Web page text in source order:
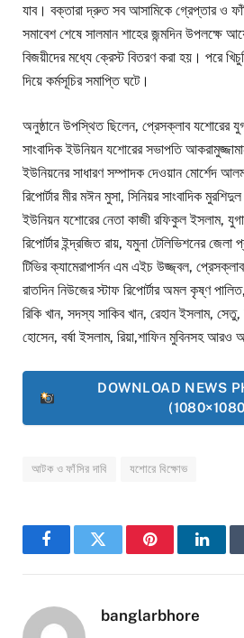
যাব। বক্তারা দ্রুত সব আসামিকে গ্রেপ্তার ও
সমাবেশ শেষে সালমান শাহের জন্মদিন উপলক্ষে
বিজয়ীদের মধ্যে ক্রেস্ট বিতরণ করা হয়। পরে
দিয়ে কর্মসূচির সমাপ্তি ঘটে।
অনুষ্ঠানে উপস্থিত ছিলেন, প্রেসক্লাব যশোরের
সাংবাদিক ইউনিয়ন যশোরের সভাপতি
ইউনিয়নের সাধারণ সম্পাদক দেওয়ান মোর্শেদ
রিপোর্টার মীর মঈন মুসা, সিনিয়র সাংবাদিক
ইউনিয়ন যশোরের নেতা কাজী রফিকুল ইসলাম,
রিপোর্টার ইন্দ্রজিত রায়, যমুনা টেলিভিশনের জেলা
টিভির ক্যামেরাপার্সন এম এইচ উজ্জ্বল,
রাতদিন নিউজের স্টাফ রিপোর্টার অমল কৃষ্ণ
রিকি খান, সদস্য সাকিব খান, রেহান ইসলাম, সেতু,
হোসেন, বর্ষা ইসলাম, রিয়া,শাফিন মুবিনসহ আরও
DOWNLOAD NEWS
আটক ও ফাঁসির দাবি যশোরে বিক্ষোভ
FacebookTwitter Pinterest
banglarbhore